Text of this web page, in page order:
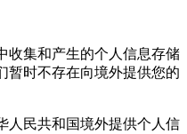
收集和产生的个人信息存储
暂时不存在向境外提供您的
人民共和国境外提供个人信